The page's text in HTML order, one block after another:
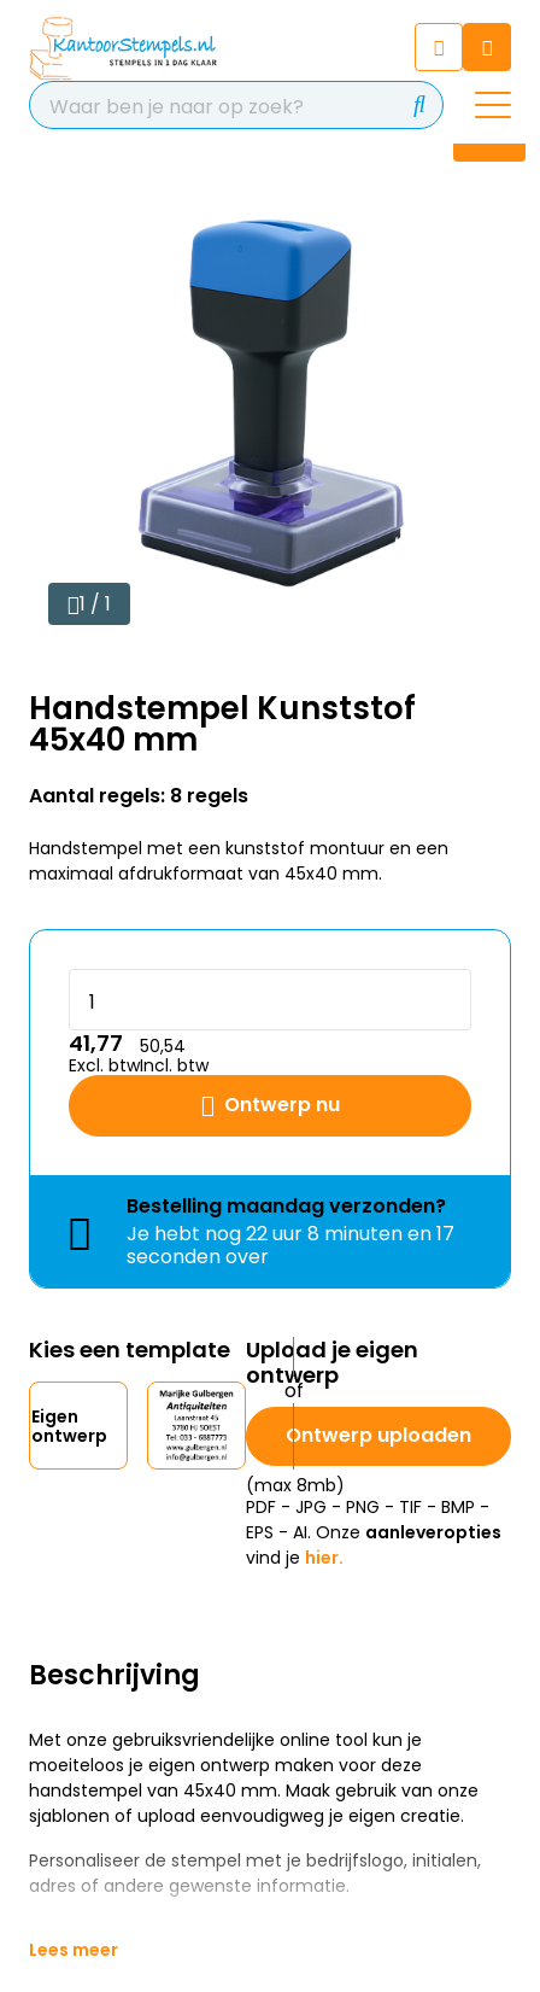
Chat 24/7 met onze chatbot
voor hulp
Contact
Beschrijving
Met onze gebruiksvriendelijke online tool kun je
moeiteloos je eigen ontwerp maken voor deze
handstempel van 45x40 mm. Maak gebruik van onze
sjablonen of upload eenvoudigweg je eigen creatie.
Personaliseer de stempel met je bedrijfslogo, initialen,
adres of andere gewenste informatie.
Lees meer
1 / 1
Handstempel Kunststof
45x40 mm
Aantal regels: 8 regels
Handstempel met een kunststof montuur en een
maximaal afdrukformaat van 45x40 mm.
Ontwerp nu
41,77
Excl. btw
50,54
Incl. btw
Bestelling maandagverzonden?
Je hebt nog22 uur 8 minuten en 17
seconden over
Kies een template
Eigen
ontwerp
Upload je eigen
ontwerp
Ontwerp uploaden
(max 8mb)
PDF - JPG - PNG - TIF - BMP -
EPS - AI. Onze aanleveropties
vind je hier.